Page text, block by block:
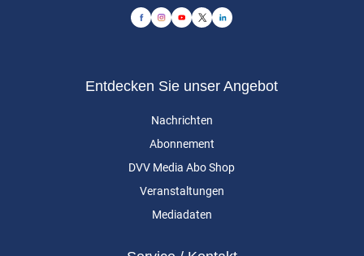
Entdecken Sie unser Angebot
Nachrichten
Abonnement
DVV Media Abo Shop
Veranstaltungen
Mediadaten